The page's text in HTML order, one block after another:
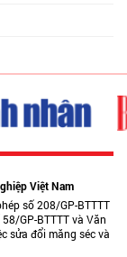
Việt Nam
số 208/GP-BTTTT
GP-BTTTT và Văn
sửa đổi măng séc và